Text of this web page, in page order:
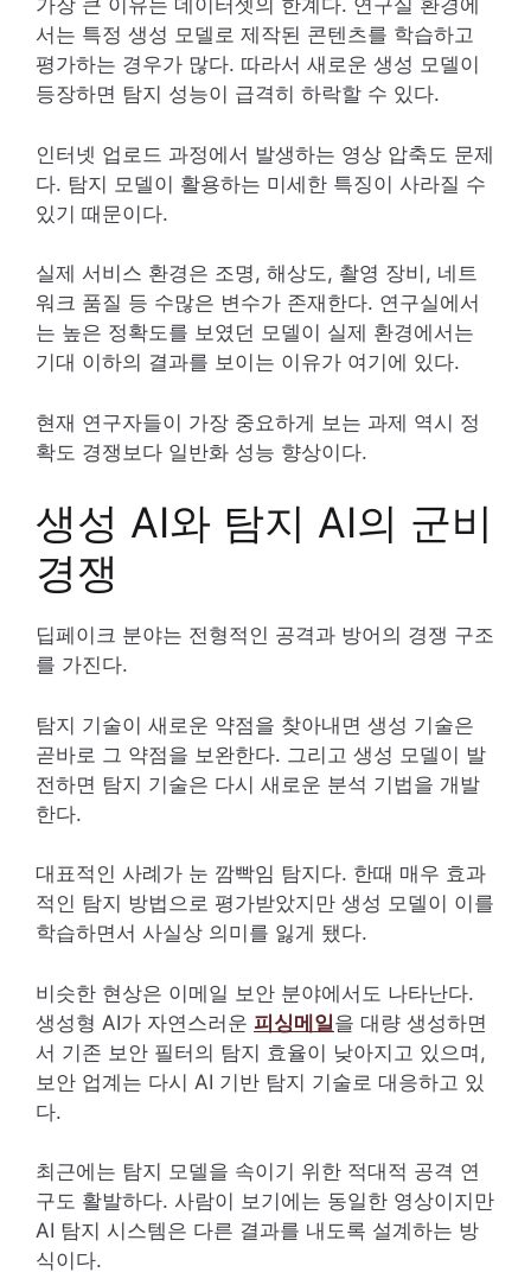
가장 큰 이유는 데이터셋의 한계다. 연구실 환경에
서는 특정 생성 모델로 제작된 콘텐츠를 학습하고
평가하는 경우가 많다. 따라서 새로운 생성 모델이
등장하면 탐지 성능이 급격히 하락할 수 있다.
인터넷 업로드 과정에서 발생하는 영상 압축도 문제
다. 탐지 모델이 활용하는 미세한 특징이 사라질 수
있기 때문이다.
실제 서비스 환경은 조명, 해상도, 촬영 장비, 네트
워크 품질 등 수많은 변수가 존재한다. 연구실에서
는 높은 정확도를 보였던 모델이 실제 환경에서는
기대 이하의 결과를 보이는 이유가 여기에 있다.
현재 연구자들이 가장 중요하게 보는 과제 역시 정
확도 경쟁보다 일반화 성능 향상이다.
생성 AI와 탐지 AI의 군비
경쟁
딥페이크 분야는 전형적인 공격과 방어의 경쟁 구조
를 가진다.
탐지 기술이 새로운 약점을 찾아내면 생성 기술은
곧바로 그 약점을 보완한다. 그리고 생성 모델이 발
전하면 탐지 기술은 다시 새로운 분석 기법을 개발
한다.
대표적인 사례가 눈 깜빡임 탐지다. 한때 매우 효과
적인 탐지 방법으로 평가받았지만 생성 모델이 이를
학습하면서 사실상 의미를 잃게 됐다.
비슷한 현상은 이메일 보안 분야에서도 나타난다.
생성형 AI가 자연스러운 피싱메일을 대량 생성하면
서 기존 보안 필터의 탐지 효율이 낮아지고 있으며,
보안 업계는 다시 AI 기반 탐지 기술로 대응하고 있
다.
최근에는 탐지 모델을 속이기 위한 적대적 공격 연
구도 활발하다. 사람이 보기에는 동일한 영상이지만
AI 탐지 시스템은 다른 결과를 내도록 설계하는 방
식이다.